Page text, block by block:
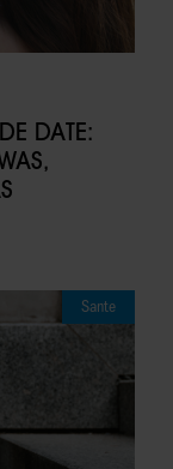
DATE:
Sante